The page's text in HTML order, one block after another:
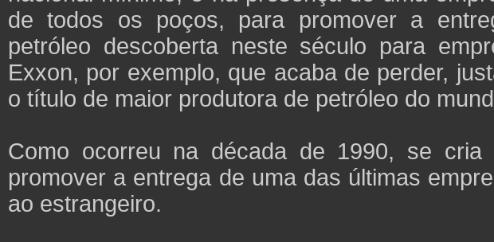
de todos os poços, para promover a
petróleo descoberta neste século para
Exxon, por exemplo, que acaba de perder,
o título de maior produtora de petróleo do
Como ocorreu na década de 1990, se
promover a entrega de uma das últimas
ao estrangeiro.